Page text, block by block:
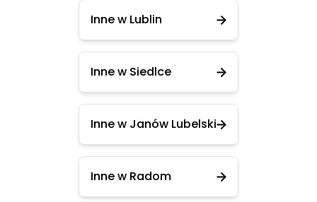
Inne w Lublin
Inne w Siedlce
Inne w Janów Lubelski
Inne w Radom